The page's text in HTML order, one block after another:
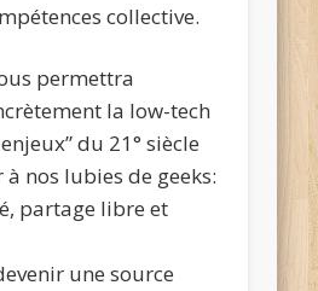
collective.
permettra
la low-tech
du 21° siècle
à nos lubies de geeks:
partage libre et
une source